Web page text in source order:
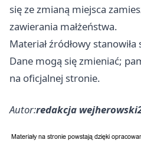
się ze zmianą miejsca
zawierania małżeństwa.
Materiał źródłowy
Dane mogą się zmieniać;
na oficjalnej stronie.
Autor:redakcja